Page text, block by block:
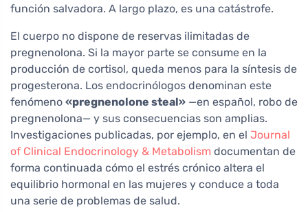
función salvadora. A largo plazo, es una catástrofe.
El cuerpo no dispone de reservas ilimitadas de
pregnenolona. Si la mayor parte se consume en la
producción de cortisol, queda menos para la síntesis de
progesterona. Los endocrinólogos denominan este
fenómeno «pregnenolone steal» —en español, robo de
pregnenolona— y sus consecuencias son amplias.
Investigaciones publicadas, por ejemplo, en el Journal
of Clinical Endocrinology & Metabolism documentan de
forma continuada cómo el estrés crónico altera el
equilibrio hormonal en las mujeres y conduce a toda
una serie de problemas de salud.